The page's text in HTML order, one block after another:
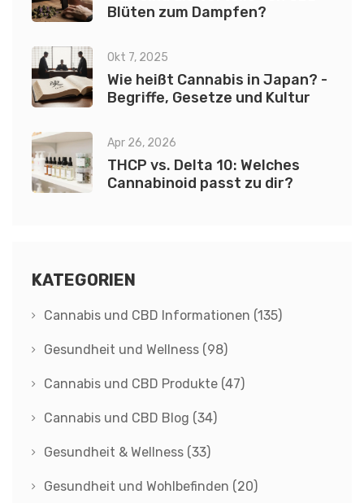
Blüten zum Dampfen?
Okt 7, 2025
Wie heißt Cannabis in Japan? -
Begriffe, Gesetze und Kultur
Apr 26, 2026
THCP vs. Delta 10: Welches
Cannabinoid passt zu dir?
KATEGORIEN
Cannabis und CBD Informationen (135)
Gesundheit und Wellness (98)
Cannabis und CBD Produkte (47)
Cannabis und CBD Blog (34)
Gesundheit & Wellness (33)
Gesundheit und Wohlbefinden (20)